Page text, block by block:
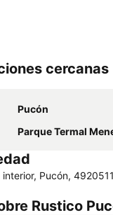
cercanas
Pucón
Parque Termal
Pucón,
Rustico